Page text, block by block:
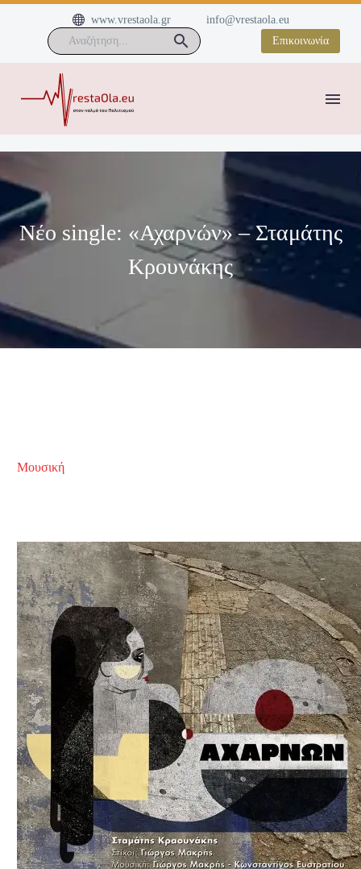

 www.vrestaola.gr
info@vrestaola.eu
Επικοινωνία
Νέο single: «Αχαρνών» – Σταμάτης
Κρουνάκης
Μουσική